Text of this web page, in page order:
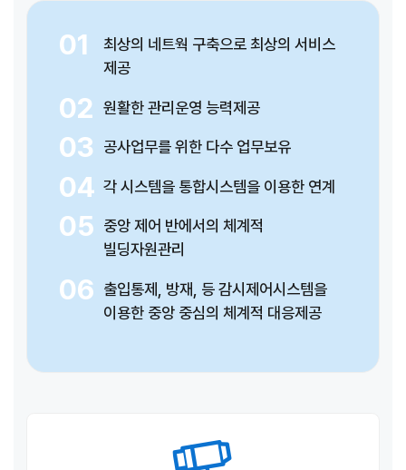
01
최상의 네트웍 구축으로 최상의 서비스
제공
02 원활한 관리운영 능력제공
03 공사업무를 위한 다수 업무보유
04 각 시스템을 통합시스템을 이용한 연계
05 중앙 제어 반에서의 체계적
빌딩자원관리
06 출입통제, 방재, 등 감시제어시스템을
이용한 중앙 중심의 체계적 대응제공